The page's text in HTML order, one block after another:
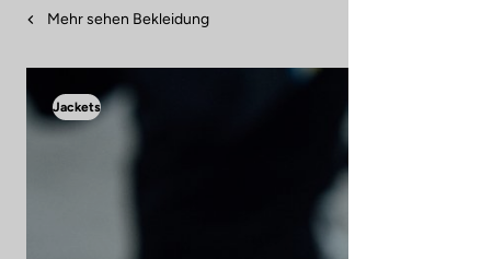
Mehr sehen Bekleidung
Jackets